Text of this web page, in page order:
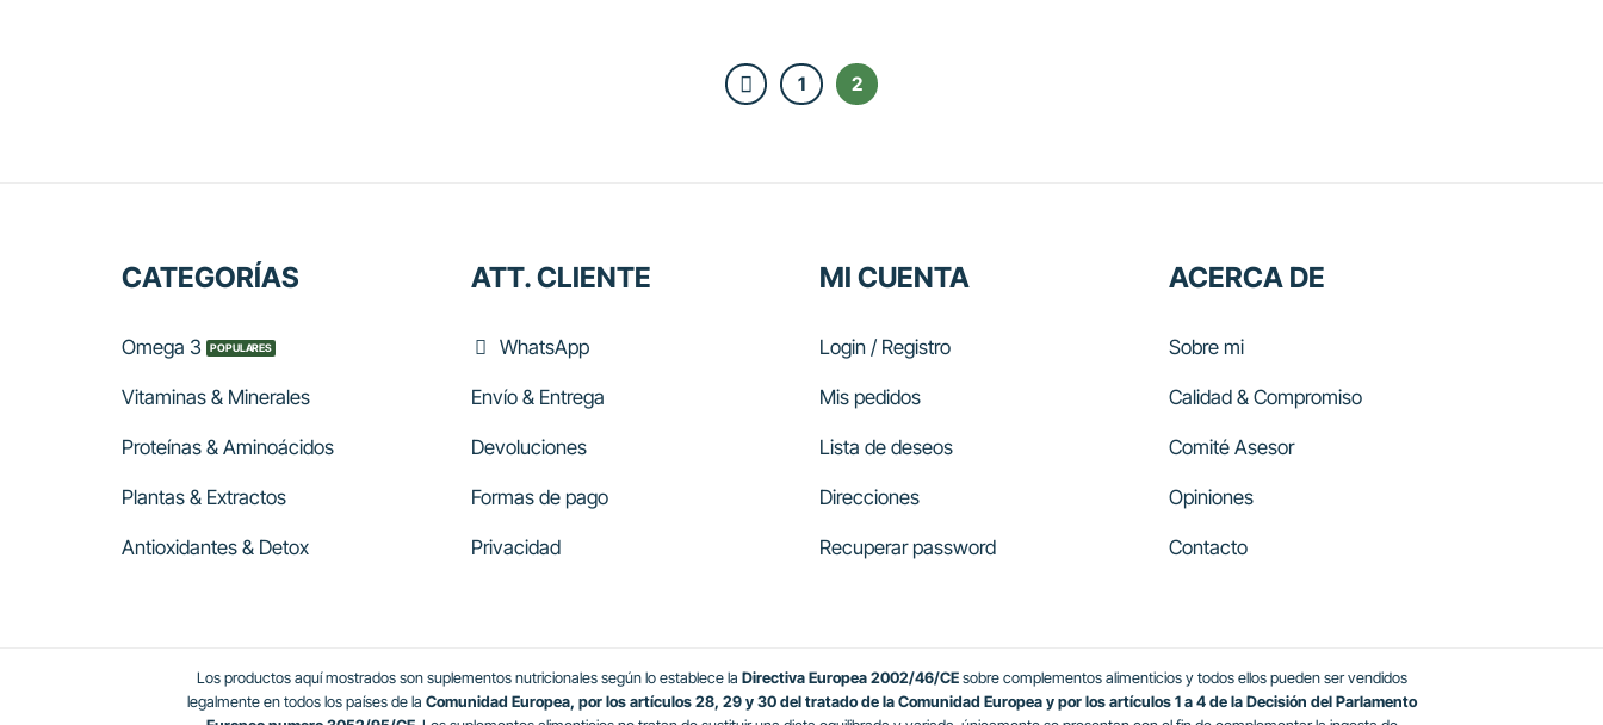
1 2
CATEGORÍAS
Omega 3
Vitaminas & Minerales
Proteínas & Aminoácidos
Plantas & Extractos
Antioxidantes & Detox
ATT. CLIENTE
WhatsApp
Envío & Entrega
Devoluciones
Formas de pago
Privacidad
MI CUENTA
Login / Registro
Mis pedidos
Lista de deseos
Direcciones
Recuperar password
ACERCA DE
Sobre mi
Calidad & Compromiso
Comité Asesor
Opiniones
Contacto
Los productos aquí mostrados son suplementos nutricionales según lo establece la Directiva Europea 2002/46/CEsobre complementos alimenticios y todos ellos pueden ser vendidos
legalmente en todos los países de la Comunidad Europea, por los artículos 28, 29 y 30 del tratado de la Comunidad Europea y por los artículos 1 a 4 de la Decisión del Parlamento